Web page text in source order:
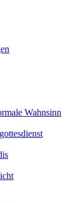
Wahnsinn